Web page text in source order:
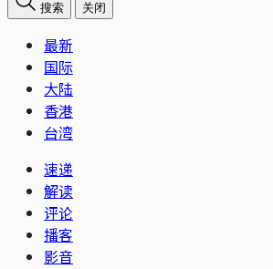
搜索 关闭
最新
国际
大陆
香港
台湾
速递
解读
评论
播客
影音